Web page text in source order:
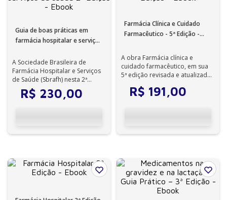
Guia de boas práticas em
farmácia hospitalar e serviços
A Sociedade Brasileira de
Farmácia Hospitalar e Serviços
de Saúde (Sbrafh) nesta 2ª
edição do Guia de Boas Práticas
em F...
R$ 230,00
Farmácia Clínica e Cuidado
Farmacêutico - 5ª Edição -
A obra Farmácia clínica e
cuidado farmacêutico, em sua
5ª edição revisada e atualizada,
R$ 191 00